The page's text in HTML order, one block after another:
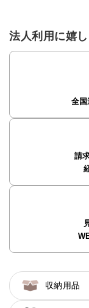
法人利用に嬉
全国
請
収納用品